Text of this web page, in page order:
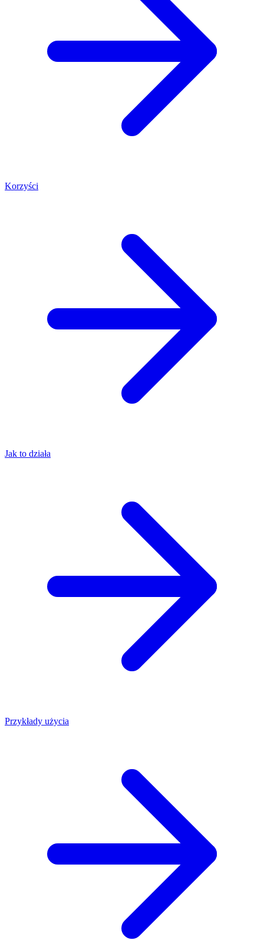
Korzyści
Jak to działa
Przykłady użycia